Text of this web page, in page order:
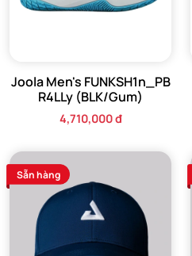
Joola Men's FUNKSH1n_PB
R4LLy (BLK/Gum)
4,710,000 đ
Sẵn hàng